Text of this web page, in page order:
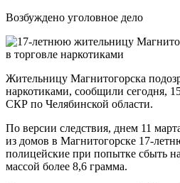
Возбуждено уголовное дело
Жительницу Магнитогорска
наркотиками, сообщили сегодня,
СКР по Челябинской области.
По версии следствия, днем 11
из домов в Магнитогорске 17-
полицейские при попытке сбыть
массой более 8,6 грамма.